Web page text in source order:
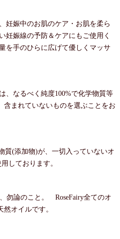
妊娠中のお肌のケア・お肌を柔ら
妊娠線の予防＆ケアにもご使用く
を手のひらに広げて優しくマッサ
、なるべく純度100%で化学物質等
含まれていないものを選ぶことをお
質(添加物)が、一切入っていないオ
しております。
勿論のこと。 RoseFairy全てのオ
然オイルです。